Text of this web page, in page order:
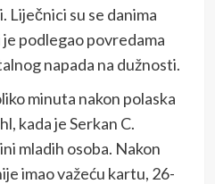
Liječnici su se danima
podlegao povredama
napada na dužnosti.
minuta nakon polaska
kada je Serkan C.
mladih osoba. Nakon
imao važeću kartu, 26-